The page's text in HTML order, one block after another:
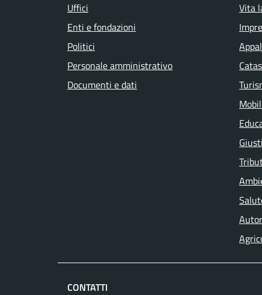
Uffici
Enti e fondazioni
Politici
Personale amministrativo
Documenti e dati
Vita
CONTATTI